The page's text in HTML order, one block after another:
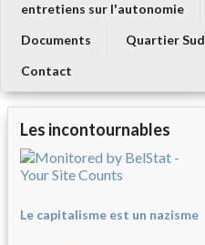
entretiens sur l'autonomie
Documents
Quartier Sud
Contact
Les incontournables
Le capitalisme est un nazisme